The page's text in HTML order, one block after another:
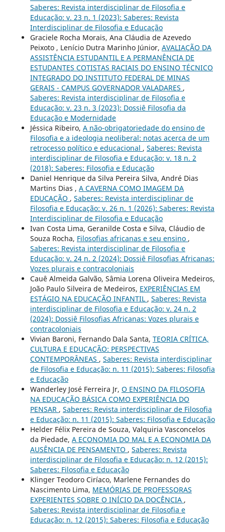
Saberes: Revista interdisciplinar de Filosofia e
Educação: v. 23 n. 1 (2023): Saberes: Revista
Interdisciplinar de Filosofia e Educação
Graciele Rocha Morais, Ana Cláudia de Azevedo
Peixoto , Lenício Dutra Marinho Júnior, AVALIAÇÃO DA
ASSISTÊNCIA ESTUDANTIL E A PERMANÊNCIA DE
ESTUDANTES COTISTAS RACIAIS DO ENSINO TÉCNICO
INTEGRADO DO INSTITUTO FEDERAL DE MINAS
GERAIS - CAMPUS GOVERNADOR VALADARES ,
Saberes: Revista interdisciplinar de Filosofia e
Educação: v. 23 n. 3 (2023): Dossiê Filosofia da
Educação e Modernidade
Jéssica Ribeiro, A não-obrigatoriedade do ensino de
Filosofia e a ideologia neoliberal: notas acerca de um
retrocesso político e educacional , Saberes: Revista
interdisciplinar de Filosofia e Educação: v. 18 n. 2
(2018): Saberes: Filosofia e Educação
Daniel Henrique da Silva Pereira Silva, André Dias
Martins Dias , A CAVERNA COMO IMAGEM DA
EDUCAÇÃO , Saberes: Revista interdisciplinar de
Filosofia e Educação: v. 26 n. 1 (2026): Saberes: Revista
Interdisciplinar de Filosofia e Educação
Ivan Costa Lima, Geranilde Costa e Silva, Cláudio de
Souza Rocha, Filosofias africanas e seu ensino ,
Saberes: Revista interdisciplinar de Filosofia e
Educação: v. 24 n. 2 (2024): Dossiê Filosofias Africanas:
Vozes plurais e contracoloniais
Cauê Almeida Galvão, Sâmia Lorena Oliveira Medeiros,
João Paulo Silveira de Medeiros, EXPERIÊNCIAS EM
ESTÁGIO NA EDUCAÇÃO INFANTIL , Saberes: Revista
interdisciplinar de Filosofia e Educação: v. 24 n. 2
(2024): Dossiê Filosofias Africanas: Vozes plurais e
contracoloniais
Vivian Baroni, Fernando Dala Santa, TEORIA CRÍTICA,
CULTURA E EDUCAÇÃO: PERSPECTIVAS
CONTEMPORÂNEAS , Saberes: Revista interdisciplinar
de Filosofia e Educação: n. 11 (2015): Saberes: Filosofia
e Educação
Wanderley José Ferreira Jr, O ENSINO DA FILOSOFIA
NA EDUCAÇÃO BÁSICA COMO EXPERIÊNCIA DO
PENSAR , Saberes: Revista interdisciplinar de Filosofia
e Educação: n. 11 (2015): Saberes: Filosofia e Educação
Helder Félix Pereira de Souza, Valquiria Vasconcelos
da Piedade, A ECONOMIA DO MAL E A ECONOMIA DA
AUSÊNCIA DE PENSAMENTO , Saberes: Revista
interdisciplinar de Filosofia e Educação: n. 12 (2015):
Saberes: Filosofia e Educação
Klinger Teodoro Ciríaco, Marlene Fernandes do
Nascimento Lima, MEMÓRIAS DE PROFESSORAS
EXPERIENTES SOBRE O INÍCIO DA DOCÊNCIA ,
Saberes: Revista interdisciplinar de Filosofia e
Educação: n. 12 (2015): Saberes: Filosofia e Educação